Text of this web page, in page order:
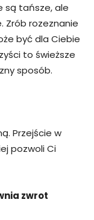
są tańsze, ale
Zrób rozeznanie
być dla Ciebie
to świeższe
sposób.
Przejście w
pozwoli Ci
zwrot